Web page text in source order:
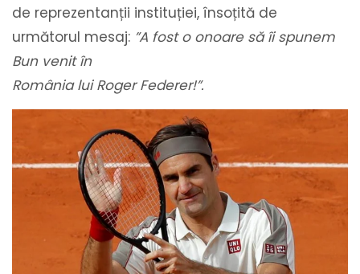
de reprezentanții instituției, însoțită de
următorul mesaj: ”A fost o onoare să îi spunem
Bun venit în
România lui Roger Federer!”.